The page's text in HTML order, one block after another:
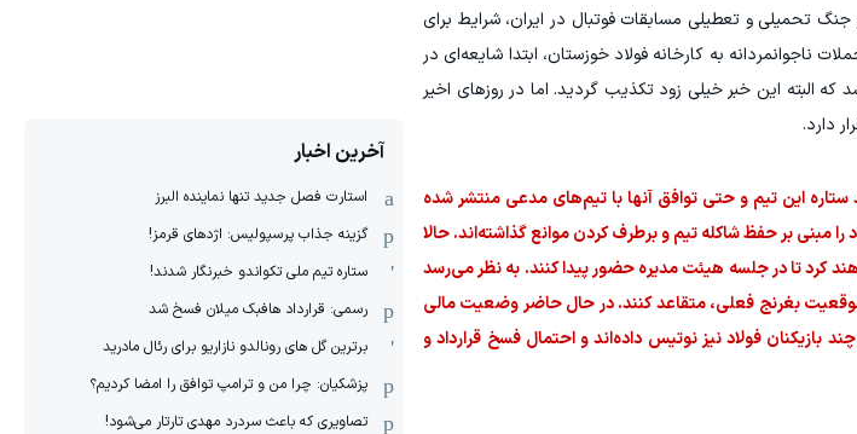
جنگ تحمیلی و تعطیلی مسابقات فوتبال در ایران، شرایط برای
ناجوانمردانه به کارخانه فولاد خوزستان، ابتدا شایعه‌ای در
این خبر خیلی زود تکذیب گردید. اما در روزهای اخیر
دارد.
ستاره این تیم و حتی توافق آنها با تیم‌های مدعی منتشر شده
بر حفظ شاکله تیم و برطرف کردن موانع گذاشته‌اند. حالا
کرد تا در جلسه هیئت مدیره حضور پیدا کنند. به نظر می‌رسد
بغرنج فعلی، متقاعد کنند. در حال حاضر وضعیت مالی
بازیکنان فولاد نیز نوتیس داده‌اند و احتمال فسخ قرارداد و
آخرین اخبار
استارت فصل جدید تنها نماینده البرز
گزینه جذاب پرسپولیس: اژدهای قرمز!
ستاره تیم ملی تکواندو خبرنگار شدند!
رسمی: قرارداد هافبک میلان فسخ شد
برترین گل های رونالدو نازاریو برای رئال مادرید
پزشکیان: چرا من و ترامپ توافق را امضا کردیم؟
تصاویری که باعث سردرد مهدی تارتار می‌شود!